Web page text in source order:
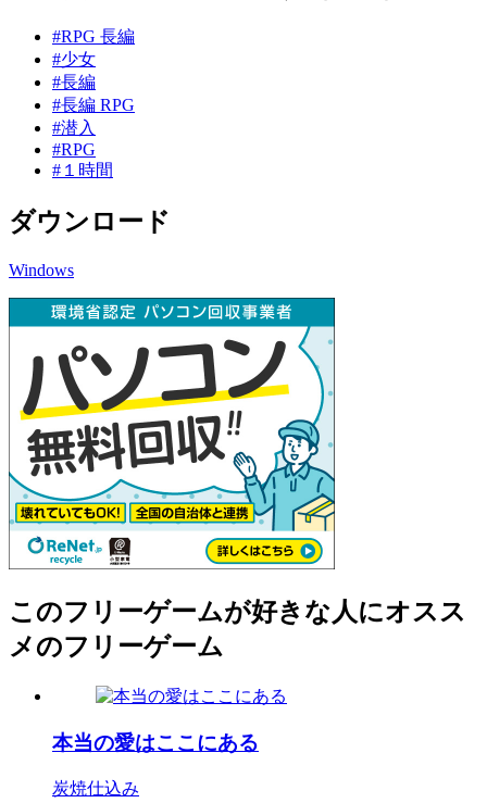
#RPG 長編
#少女
#長編
#長編 RPG
#潜入
#RPG
#１時間
ダウンロード
Windows
このフリーゲームが好きな人にオスス
メのフリーゲーム
本当の愛はここにある
炭焼仕込み